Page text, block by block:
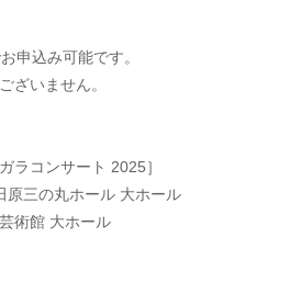
申込み可能です。
ざいません。
ラコンサート 2025］
原三の丸ホール 大ホール
術館 大ホール